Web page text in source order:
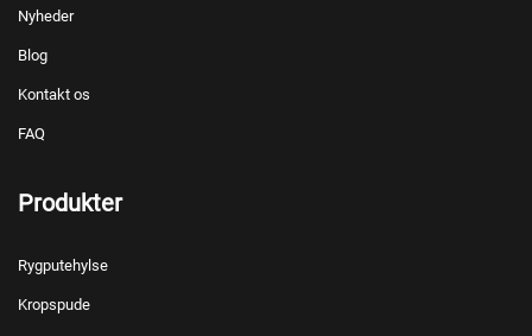
Nyheder
Blog
Kontakt os
FAQ
Produkter
Rygputehylse
Kropspude